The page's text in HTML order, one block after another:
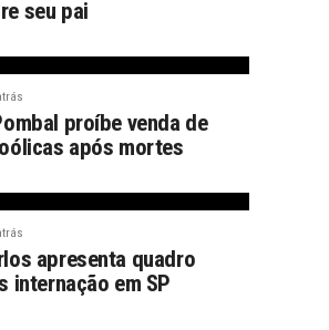
seu pai
proíbe venda de
após mortes
apresenta quadro
internação em SP